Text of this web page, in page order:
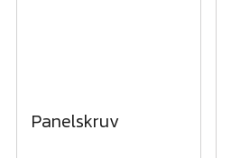
Panelskruv